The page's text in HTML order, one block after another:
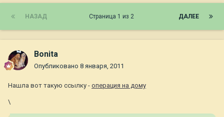
НАЗАД ДАЛЕЕ
Страница 1 из 2
Bonita
Опубликовано 8 января, 2011
Нашла вот такую ссылку - операция на дому
\